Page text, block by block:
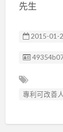
先生
2015-01-
廣告编號
專利可改善